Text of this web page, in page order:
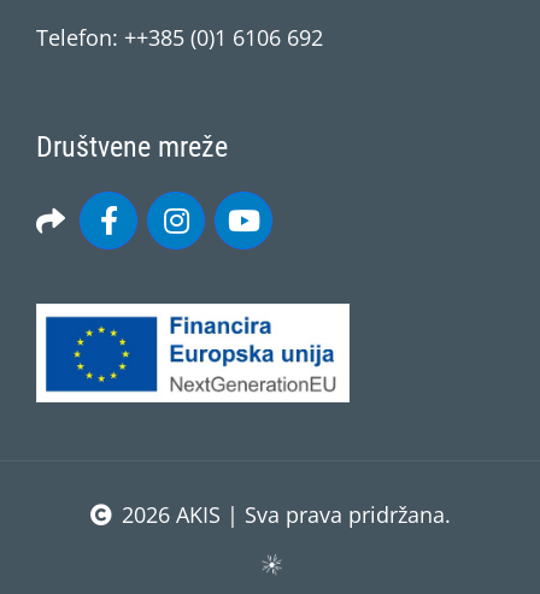
Telefon: ++385 (0)1 6106 692
Društvene mreže
2026 AKIS | Sva prava pridržana.